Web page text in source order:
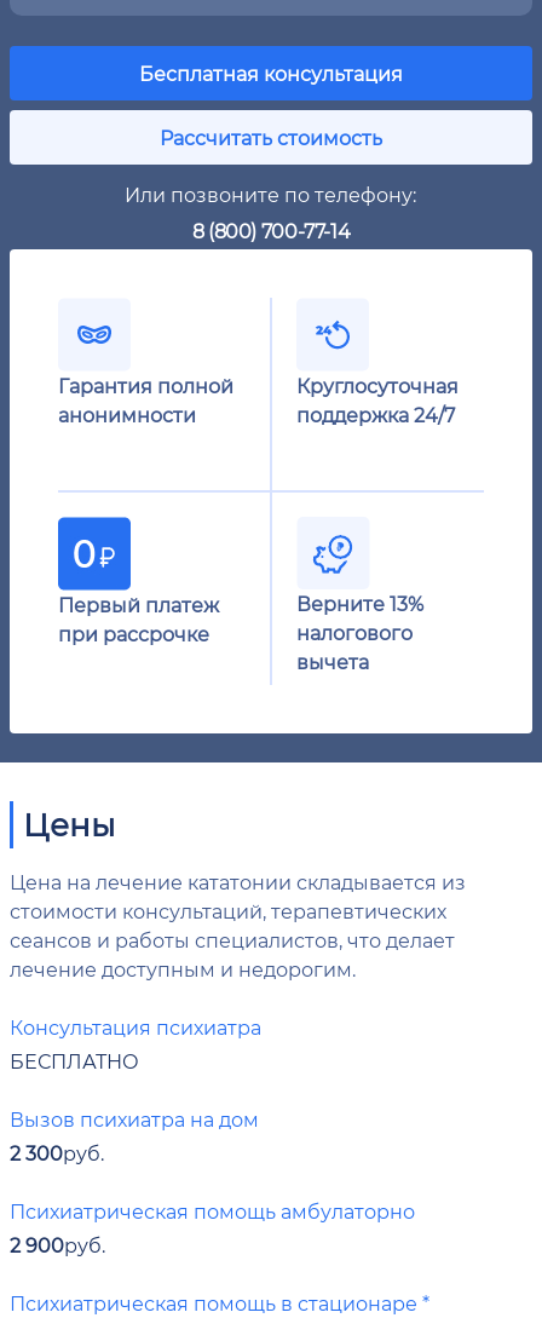
Бесплатная консультация
Рассчитать стоимость
Или позвоните по телефону:
8 (800) 700-77-14
Гарантия полной
анонимности
Круглосуточная
поддержка 24/7
Первый платеж
при рассрочке
Верните 13%
налогового
вычета
Цены
Цена на лечение кататонии складывается из
стоимости консультаций, терапевтических
сеансов и работы специалистов, что делает
лечение доступным и недорогим.
Консультация психиатра
БЕСПЛАТНО
Вызов психиатра на дом
2 300руб.
Психиатрическая помощь амбулаторно
2 900руб.
Психиатрическая помощь в стационаре *